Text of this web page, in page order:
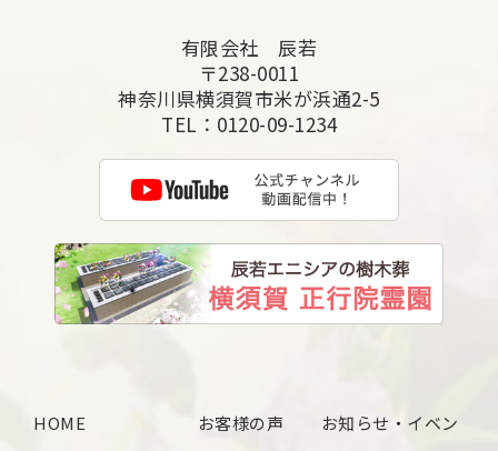
有限会社 辰若
〒238-0011
神奈川県横須賀市米が浜通2-5
TEL： 0120-09-1234
HOME
お客様の声
お知らせ・イベン